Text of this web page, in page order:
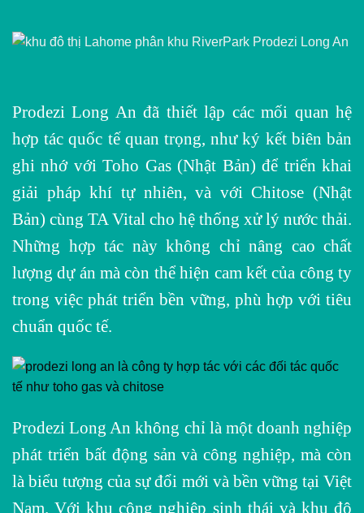
Prodezi Long An đã thiết lập các mối quan hệ
hợp tác quốc tế quan trọng, như ký kết biên bản
ghi nhớ với Toho Gas (Nhật Bản) để triển khai
giải pháp khí tự nhiên, và với Chitose (Nhật
Bản) cùng TA Vital cho hệ thống xử lý nước thải.
Những hợp tác này không chỉ nâng cao chất
lượng dự án mà còn thể hiện cam kết của công ty
trong việc phát triển bền vững, phù hợp với tiêu
chuẩn quốc tế.
Prodezi Long An không chỉ là một doanh nghiệp
phát triển bất động sản và công nghiệp, mà còn
là biểu tượng của sự đổi mới và bền vững tại Việt
Nam. Với khu công nghiệp sinh thái và khu đô